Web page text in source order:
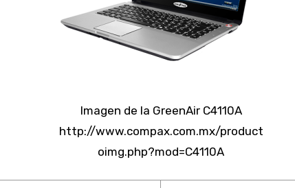
Imagen de la GreenAir C4110A
http://www.compax.com.mx/product
oimg.php?mod=C4110A